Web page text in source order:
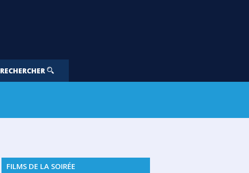
RECHERCHER
FILMS DE LA SOIRÉE